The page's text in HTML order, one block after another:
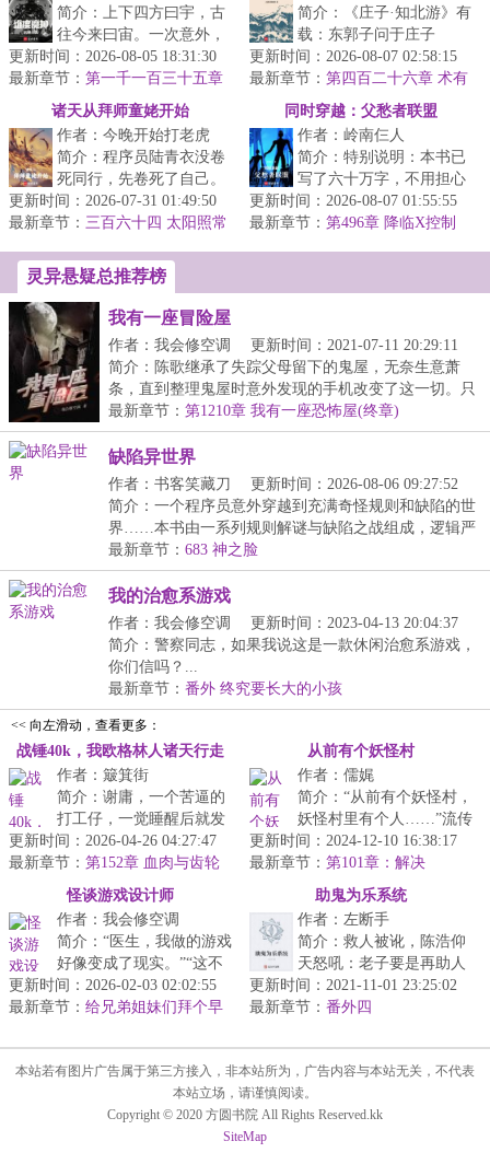
简介：上下四方曰宇，古
往今来曰宙。一次意外，
令林宇身死穿越，但在穿
越途中，他又意外撞上了
一个刚刚孕...
更新时间：2026-08-05 18:31:30
最新章节： 第一千一百三十五章
无漏仙体
简介：《庄子·知北游》有
载：东郭子问于庄子
曰：“所谓道，恶乎
在？”庄子曰：“无所不
在。”东郭子曰：...
更新时间：2026-08-07 02:58:15
最新章节： 第四百二十六章 术有
诸天从拜师童姥开始
作者：今晚开始打老虎
简介：程序员陆青衣没卷
死同行，先卷死了自己。
落地天龙世界，捡到野生
童姥，武技一点就通，心
更新时间：2026-07-31 01:49:50
最新章节： 三百六十四 太阳照常
同时穿越：父愁者联盟
作者：岭南仨人
简介：特别说明：本书已
写了六十万字，不用担心
太监目前已经确定会涉及
的世界分别是《海贼》、
更新时间：2026-08-07 01:55:55
最新章节： 第496章 降临X控制
灵异悬疑总推荐榜
我有一座冒险屋
作者：我会修空调
更新时间：2021-07-11 20:29:11
简介：陈歌继承了失踪父母留下的鬼屋，无奈生意萧
条，直到整理鬼屋时意外发现的手机改变了这一切。只
要完...
最新章节： 第1210章 我有一座恐怖屋(终章)
缺陷异世界
作者：书客笑藏刀
更新时间：2026-08-06 09:27:52
简介：一个程序员意外穿越到充满奇怪规则和缺陷的世
界……本书由一系列规则解谜与缺陷之战组成，逻辑严
密...
最新章节： 683 神之脸
我的治愈系游戏
作者：我会修空调
更新时间：2023-04-13 20:04:37
简介：警察同志，如果我说这是一款休闲治愈系游戏，
你们信吗？...
最新章节： 番外 终究要长大的小孩
<< 向左滑动，查看更多：
战锤40k，我欧格林人诸天行走
作者：簸箕街
简介：谢庸，一个苦逼的
打工仔，一觉睡醒后就发
现自己竟然待在了牢里，
但这可不是一般的牢
里……至于为什...
更新时间：2026-04-26 04:27:47
最新章节： 第152章 血肉与齿轮
从前有个妖怪村
作者：儒娓
简介：“从前有个妖怪村，
妖怪村里有个人……”流传
于都市的传说，是历史？
还是预言？姜圆在十岁生
日时，...
更新时间：2024-12-10 16:38:17
最新章节： 第101章：解决
怪谈游戏设计师
作者：我会修空调
简介：“医生，我做的游戏
好像变成了现实。”“这不
挺好吗？现在人们工作压
力那么大，你却能够摆脱
更新时间：2026-02-03 02:02:55
最新章节： 给兄弟姐妹们拜个早
助鬼为乐系统
作者：左断手
简介：救人被讹，陈浩仰
天怒吼：老子要是再助人
为乐，就让雷劈死。叮
咚：助鬼为乐系统启动。
更新时间：2021-11-01 23:25:02
最新章节： 番外四
本站若有图片广告属于第三方接入，非本站所为，广告内容与本站无关，不代表
本站立场，请谨慎阅读。
Copyright © 2020 方圆书院 All Rights Reserved.kk
SiteMap